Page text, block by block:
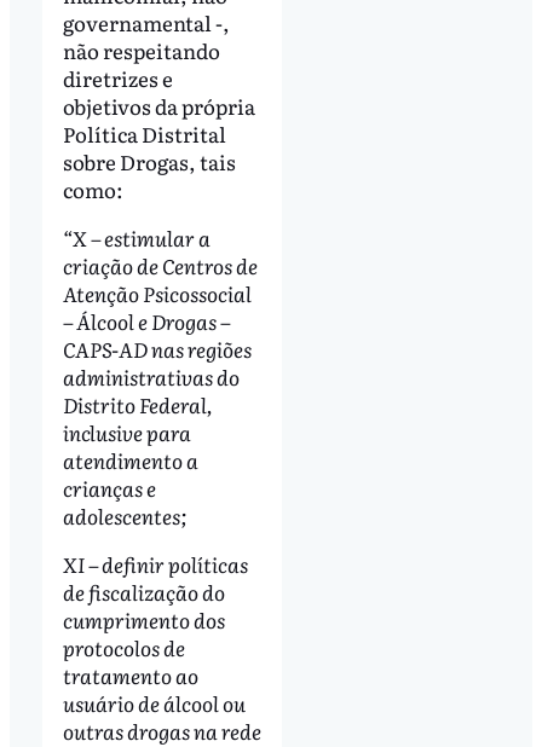
governamental -,
não respeitando
diretrizes e
objetivos da própria
Política Distrital
sobre Drogas, tais
como:
“X – estimular a
criação de Centros de
Atenção Psicossocial
– Álcool e Drogas –
CAPS-AD nas regiões
administrativas do
Distrito Federal,
inclusive para
atendimento a
crianças e
adolescentes;
XI – definir políticas
de fiscalização do
cumprimento dos
protocolos de
tratamento ao
usuário de álcool ou
outras drogas na rede